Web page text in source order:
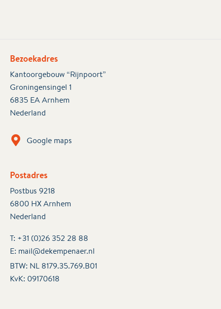
Bezoekadres
Kantoorgebouw “Rijnpoort”
Groningensingel 1
6835 EA Arnhem
Nederland
Google maps
Postadres
Postbus 9218
6800 HX Arnhem
Nederland
T: +31 (0)26 352 28 88
E: mail@dekempenaer.nl
BTW: NL 8179.35.769.B01
KvK: 09170618